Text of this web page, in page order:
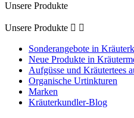
Unsere Produkte
Unsere Produkte  
Sonderangebote in
Neue Produkte in
Aufgüsse und Kräutertees
Organische Urtinkturen
Marken
Kräuterkundler-Blog